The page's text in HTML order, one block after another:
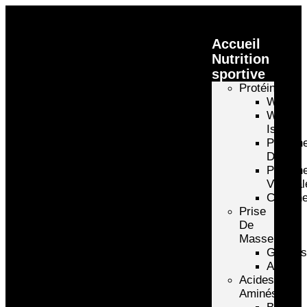
Accueil
Nutrition
sportive
Protéines
Whey
Whey
Isolate
D’oeuf
Prise
De
Masse
Gainers
Autre
Acides
Aminés